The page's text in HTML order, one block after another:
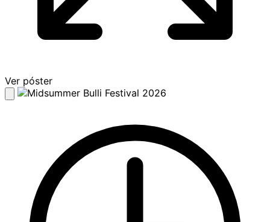
Ver póster